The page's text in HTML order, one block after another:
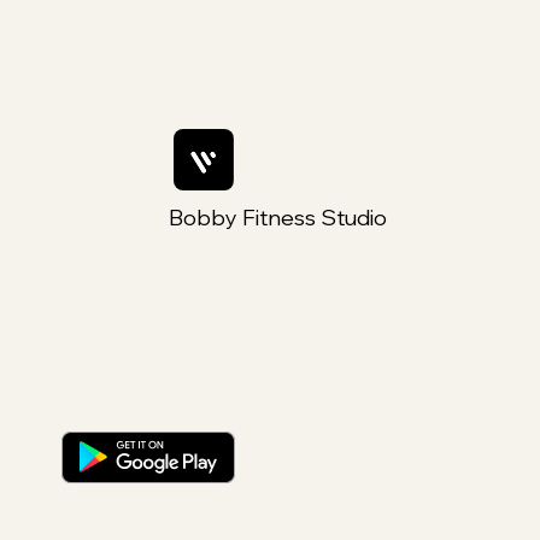
Bobby Fitness Studio